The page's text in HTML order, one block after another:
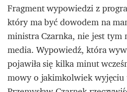
Fragment wypowiedzi z
który ma być dowodem na
ministra Czarnka, nie jest tym
media. Wypowiedź, która
pojawiła się kilka minut
mowy o jakimkolwiek